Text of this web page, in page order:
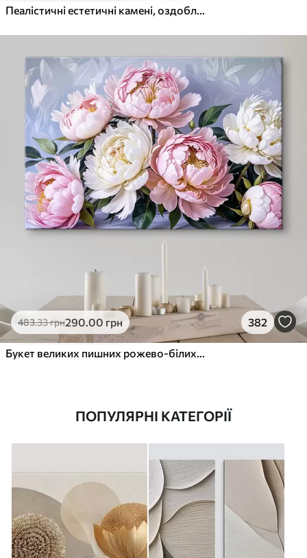
Пеалістичні естетичні камені, оздоблення будинку, природне освітлення
483.33грн290.00 грн 382
Букет великих пишних рожево-білих квітів півонії із зеленим листям на м’якому розмитому фоні
ПОПУЛЯРНІ КАТЕГОРІЇ